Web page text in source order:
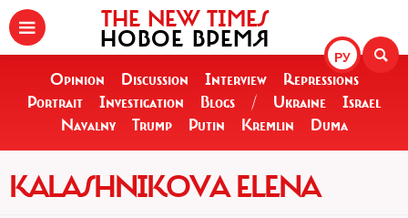
РУ
THE NEW TIMES
НОВОЕ ВРЕМЯ
Opinion Discussion Interview
Repressions
Portrait
Investigation Blogs / Ukraine
Israel
Navalny
Trump Putin Kremlin Duma
KALASHNIKOVA ELENA